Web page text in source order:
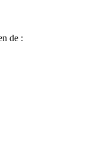
de :